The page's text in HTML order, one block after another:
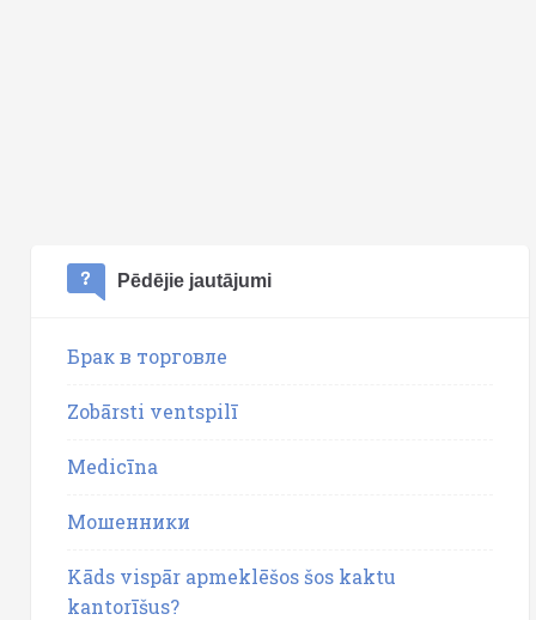
Pēdējie jautājumi
Брак в торговле
Zobārsti ventspilī
Medicīna
Мошенники
Kāds vispār apmeklēšos šos kaktu
kantorīšus?